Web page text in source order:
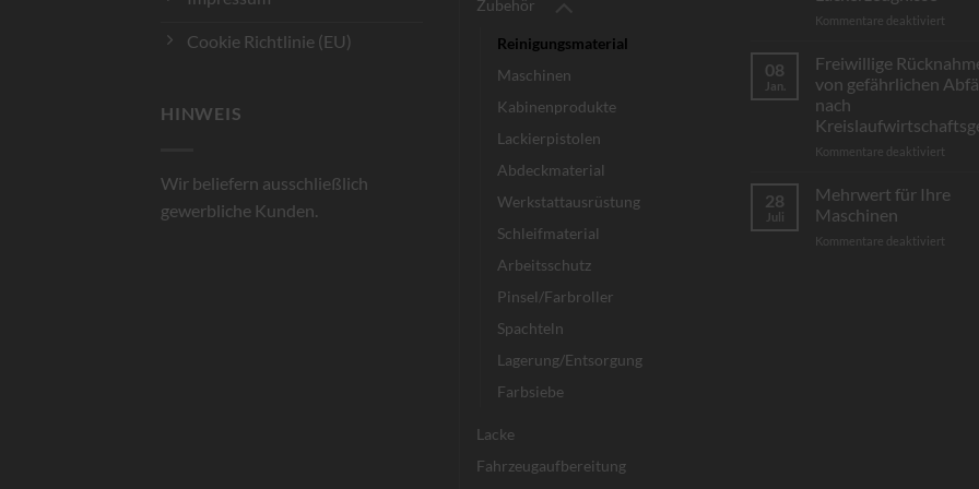
Cookie Richtlinie (EU)
HINWEIS
Wir beliefern ausschließlich
gewerbliche Kunden.
Zubehör
Reinigungsmaterial
Maschinen
Kabinenprodukte
Lackierpistolen
Abdeckmaterial
Werkstattausrüstung
Schleifmaterial
Arbeitsschutz
Pinsel/Farbroller
Spachteln
Lagerung/Entsorgung
Farbsiebe
Lacke
Fahrzeugaufbereitung
Kommentare deaktiviert
Name,
der
08
Jan.
Freiwillige
von gefährlichen
nach
Kommentare deaktiviert
von
28
Juli
Mehrwert für Ihre
Maschinen
Kommentare deaktiviert